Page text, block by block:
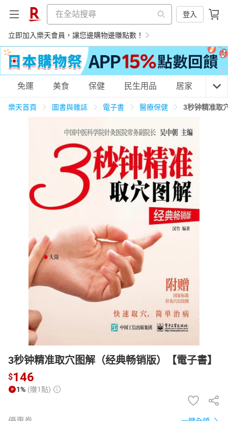
登入
立即加入樂天會員，讓您邊購物邊賺點數！
購物網分類
美食蛋糕 養生保健 民生用品
3C家電 運動休閒 親子玩具
化妝保養 情趣用品
日本購物 電子/紙本書
HOT
免運 美食 保健 民生用品 居家 3C
樂天首頁 圖書與雜誌 電子書 醫療保健 3秒钟精准取
3秒钟精准取穴图解（经典畅销版）【電子書】
$146
1% (賺1點)